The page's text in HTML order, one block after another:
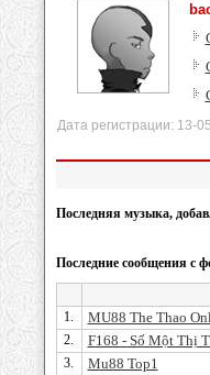
Дата регистрации:
Последняя музыка,
Последние сообщения с
1. MU88 The Thao
2. F168 - Số Một Thị
3. Mu88 Top1